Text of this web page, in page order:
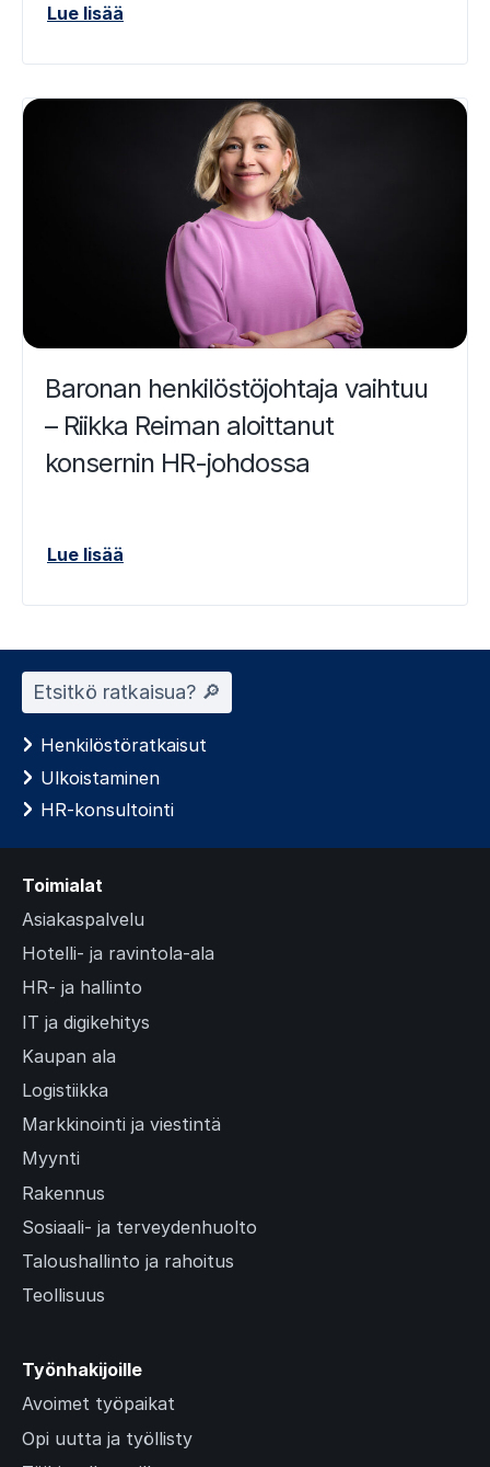
Lue lisää
Baronan henkilöstöjohtaja vaihtuu
– Riikka Reiman aloittanut
konsernin HR-johdossa
Lue lisää
Etsitkö ratkaisua? 🔎︎
Henkilöstöratkaisut
Ulkoistaminen
HR-konsultointi
Toimialat
Asiakaspalvelu
Hotelli- ja ravintola-ala
HR- ja hallinto
IT ja digikehitys
Kaupan ala
Logistiikka
Markkinointi ja viestintä
Myynti
Rakennus
Sosiaali- ja terveydenhuolto
Taloushallinto ja rahoitus
Teollisuus
Työnhakijoille
Avoimet työpaikat
Opi uutta ja työllisty